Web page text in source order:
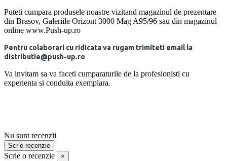
Puteti cumpara produsele noastre vizitand magazinul de prezentare
din Brasov, Galeriile Orizont 3000 Mag A95/96 sau din magazinul
online www.Push-up.ro
Pentru colaborari cu ridicata va rugam trimiteti email la
distributie@push-up.ro
Va invitam sa va faceti cumparaturile de la profesionisti cu
experienta si conduita exemplara.
Nu sunt recenzii
Scrie recenzie
Scrie o recenzie ×